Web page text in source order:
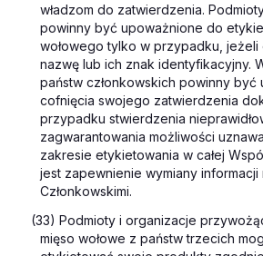
władzom do zatwierdzenia.
powinny być upoważnione do
wołowego tylko w przypadku, jeżeli
nazwę lub ich znak identyfikacyjny.
państw członkowskich powinny być
cofnięcia swojego zatwierdzenia
przypadku stwierdzenia
zagwarantowania możliwości
zakresie etykietowania w całej
jest zapewnienie wymiany informacji
Członkowskimi.
(33) Podmioty i organizacje
mięso wołowe z państw trzecich